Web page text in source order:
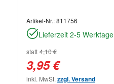
Artikel-Nr.:811756
Lieferzeit 2-5 Werktage
statt 4,10 €
3,95 €
inkl. MwSt. zzgl. Versand